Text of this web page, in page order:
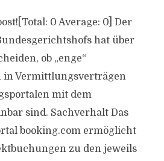
0 Average: 0] Der
hat über
ob „enge“
in Vermittlungsverträgen
mit dem
sind. Sachverhalt Das
booking.com ermöglicht
zu den jeweils